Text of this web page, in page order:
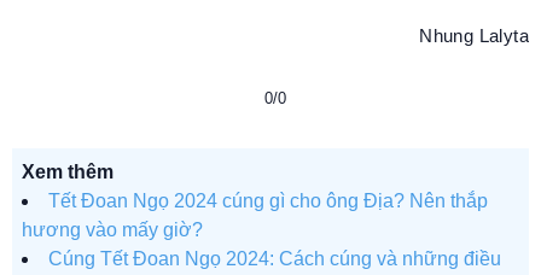
Nhung Lalyta
0/0
Xem thêm
Tết Đoan Ngọ 2024 cúng gì cho ông Địa? Nên thắp
hương vào mấy giờ?
Cúng Tết Đoan Ngọ 2024: Cách cúng và những điều